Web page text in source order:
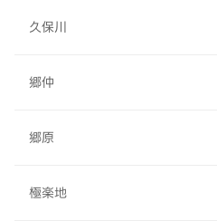
久保川
郷仲
郷原
極楽地